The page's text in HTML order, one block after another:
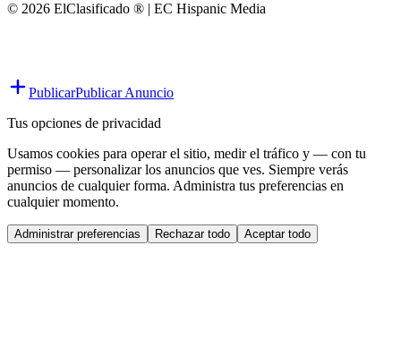
© 2026 ElClasificado ® | EC Hispanic Media
PublicarPublicar Anuncio
Tus opciones de privacidad
Usamos cookies para operar el sitio, medir el tráfico y — con tu
permiso — personalizar los anuncios que ves. Siempre verás
anuncios de cualquier forma. Administra tus preferencias en
cualquier momento.
Administrar preferencias Rechazar todo Aceptar todo